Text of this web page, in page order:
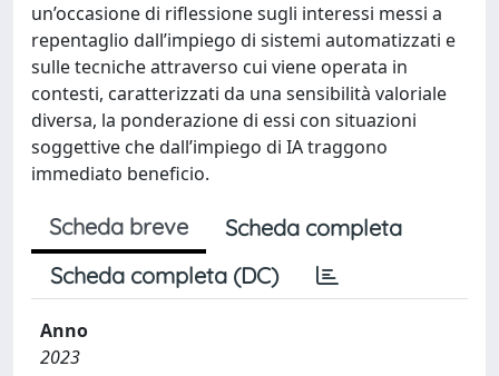
un’occasione di riflessione sugli interessi messi a
repentaglio dall’impiego di sistemi automatizzati e
sulle tecniche attraverso cui viene operata in
contesti, caratterizzati da una sensibilità valoriale
diversa, la ponderazione di essi con situazioni
soggettive che dall’impiego di IA traggono
immediato beneficio.
Scheda breve
Scheda completa
Scheda completa (DC)
Anno
2023